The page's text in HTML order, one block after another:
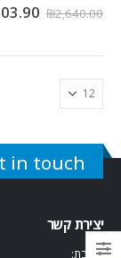
₪2,640.00
in touch
יצירת קשר
כתובת: